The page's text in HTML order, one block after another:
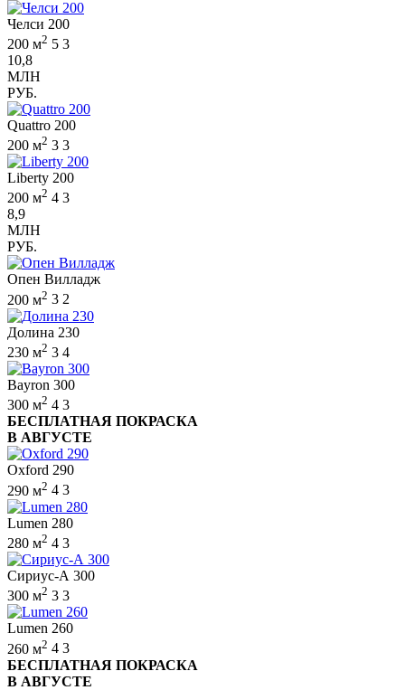
Челси 200
200 м2 5 3
10,8
МЛН
РУБ.
Quattro 200
200 м2 3 3
Liberty 200
200 м2 4 3
8,9
МЛН
РУБ.
Опен Вилладж
200 м2 3 2
Долина 230
230 м2 3 4
Bayron 300
300 м2 4 3
БЕСПЛАТНАЯ ПОКРАСКА
В АВГУСТЕ
Oxford 290
290 м2 4 3
Lumen 280
280 м2 4 3
Сириус-А 300
300 м2 3 3
Lumen 260
260 м2 4 3
БЕСПЛАТНАЯ ПОКРАСКА
В АВГУСТЕ